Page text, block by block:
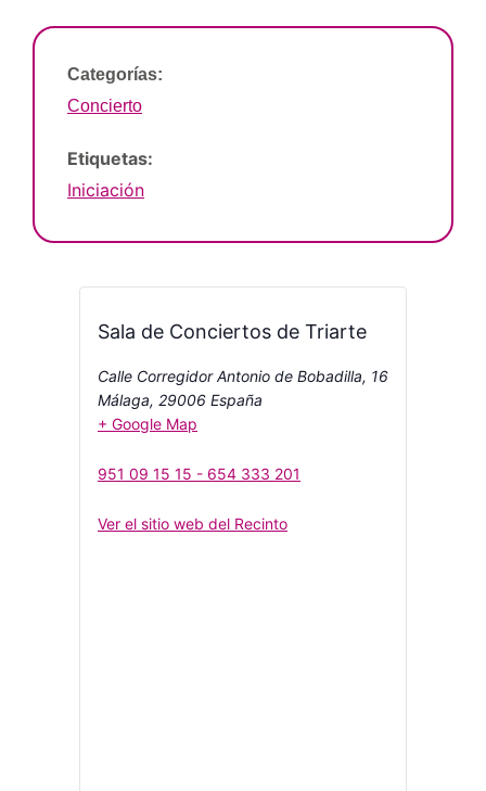
Categorías:
Concierto
Etiquetas:
Iniciación
Sala de Conciertos de Triarte
Calle Corregidor Antonio de Bobadilla, 16
Málaga, 29006 España
+ Google Map
951 09 15 15 - 654 333 201
Ver el sitio web del Recinto